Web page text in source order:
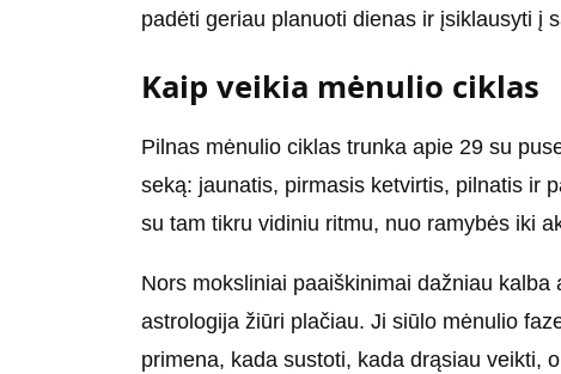
padėti geriau planuoti dienas ir įsiklausyti į
Kaip veikia mėnulio ciklas
Pilnas mėnulio ciklas trunka apie 29 su
seką: jaunatis, pirmasis ketvirtis, pilnatis ir
su tam tikru vidiniu ritmu, nuo ramybės iki
Nors moksliniai paaiškinimai dažniau
astrologija žiūri plačiau. Ji siūlo mėnulio
primena, kada sustoti, kada drąsiau veikti,